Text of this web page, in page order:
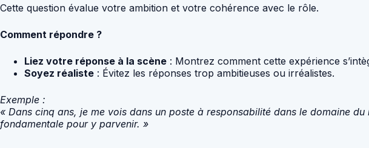
Cette question évalue votre ambition et votre cohérence avec le rôle.
Comment répondre ?
Liez votre réponse à la scène : Montrez comment cette expérience
Soyez réaliste : Évitez les réponses trop ambitieuses ou irréalistes.
Exemple :
« Dans cinq ans, je me vois dans un poste à responsabilité dans le domaine
fondamentale pour y parvenir. »